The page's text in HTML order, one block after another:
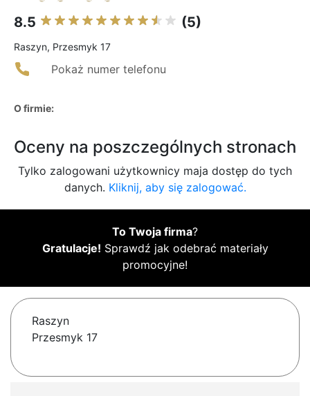
8.5 (5)
Raszyn, Przesmyk 17
Pokaż numer telefonu
O firmie:
Oceny na poszczególnych stronach
Tylko zalogowani użytkownicy maja dostęp do tych
danych. Kliknij, aby się zalogować.
To Twoja firma?
Gratulacje! Sprawdź jak odebrać materiały
promocyjne!
Raszyn
Przesmyk 17